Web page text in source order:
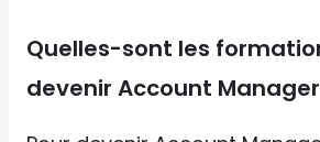
Quelles-sont les
devenir Account